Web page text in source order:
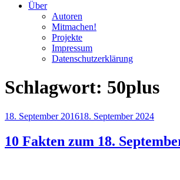
Über
Autoren
Mitmachen!
Projekte
Impressum
Datenschutzerklärung
Schlagwort: 50plus
Veröffentlicht
18. September 201618. September 2024
10 Fakten zum 18.